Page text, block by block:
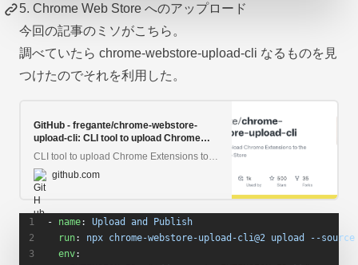
5. Chrome Web Store へのアップロード
今回の記事のミソがこちら。
調べていたら chrome-webstore-upload-cli なるものを見
つけたのでそれを利用した。
GitHub - fregante/chrome-webstore-
upload-cli: CLI tool to upload Chrome
Extensions to the Chrome Web Store
CLI tool to upload Chrome Extensions to the Chrome Web Store - fregante/chrome-webstore-upload-cli
github.com
- name: Upload and Publish
  run
: npx chrome-webstore-upload-cli@2 upload --
  env
: